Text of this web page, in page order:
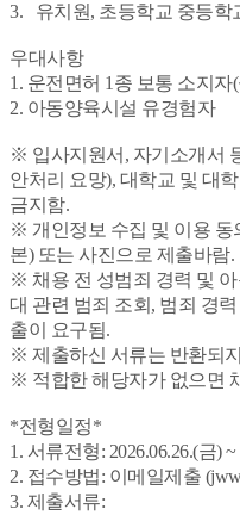
3. 유치원, 초등학교 중등학
우대사항
1. 운전면허 1종 보통 소지자
2. 아동양육시설 유경험자
※ 입사지원서, 자기소개서
안처리 요망), 대학교 및 대
금지함.
※ 개인정보 수집 및 이용 동
본) 또는 사진으로 제출바람.
※ 채용 전 성범죄 경력 및
대 관련 범죄 조회, 범죄 경
출이 요구됨.
※ 제출하신 서류는 반환되
※ 적합한 해당자가 없으면
*전형일정*
1. 서류전형: 2026.06.26.(금) ~
2. 접수방법: 이메일제출
3. 제출서류: